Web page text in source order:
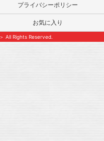
プライバシーポリシー
お気に入り
All Rights Reserved.